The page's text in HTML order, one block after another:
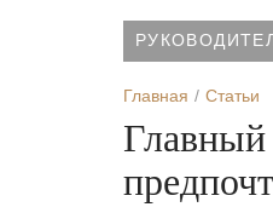
Главная Статьи